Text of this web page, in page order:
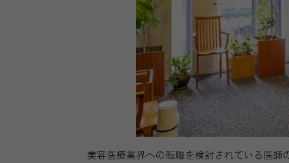
美容医療業界への転職を検討されている医